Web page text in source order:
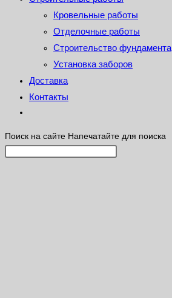
Кровельные работы
Отделочные работы
Строительство фундамента
Установка заборов
Доставка
Контакты
Поиск на сайте Напечатайте для поиска